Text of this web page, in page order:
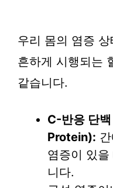
우리 몸의 염증
흔하게 시행되는
같습니다.
C-반응 단
Protein):
염증이 있
니다.